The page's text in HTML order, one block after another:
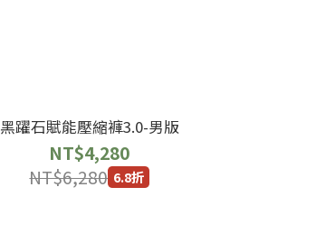
黑躍石賦能壓縮褲3.0-男版
NT$4,280
NT$6,280 6.8折